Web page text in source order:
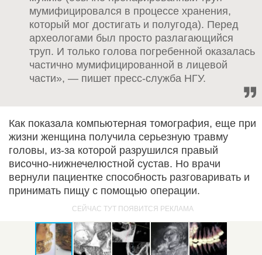
мумифицировался в процессе хранения,
который мог достигать и полугода). Перед
археологами был просто разлагающийся
труп. И только голова погребенной оказалась
частично мумифицированной в лицевой
части», — пишет пресс-служба НГУ.
Как показала компьютерная томография, еще при
жизни женщина получила серьезную травму
головы, из-за которой разрушился правый
височно-нижнечелюстной сустав. Но врачи
вернули пациентке способность разговаривать и
принимать пищу с помощью операции.